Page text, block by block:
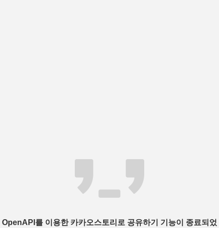
OpenAPI를 이용한 카카오스토리로 공유하기 기능이 종료되었